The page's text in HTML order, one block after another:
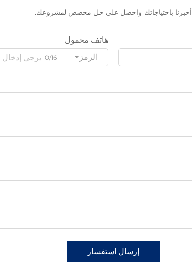
أخبرنا باحتياجاتك واحصل على حل مخصص لمشروعك.
هاتف محمول
الرمز
0/16
إرسال استفسار